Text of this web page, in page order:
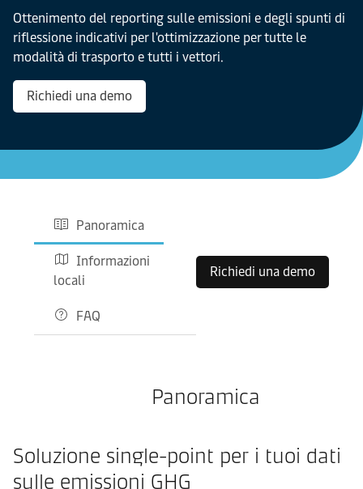
Ottenimento del reporting sulle emissioni e degli spunti di
riflessione indicativi per l'ottimizzazione per tutte le
modalità di trasporto e tutti i vettori.
Richiedi una demo
Panoramica
Informazioni
locali
FAQ
Richiedi una demo
Panoramica
Soluzione single-point per i tuoi dati
sulle emissioni GHG